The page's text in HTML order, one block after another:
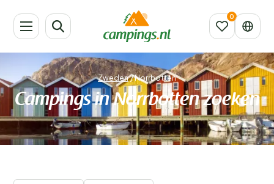
Zweden/Norrbotten
Campings in Norrbotten zoeken